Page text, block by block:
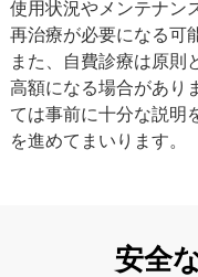
使用状況やメンテナン
再治療が必要になる可
また、自費診療は原則
高額になる場合があり
ては事前に十分な説明
を進めてまいります。
安全